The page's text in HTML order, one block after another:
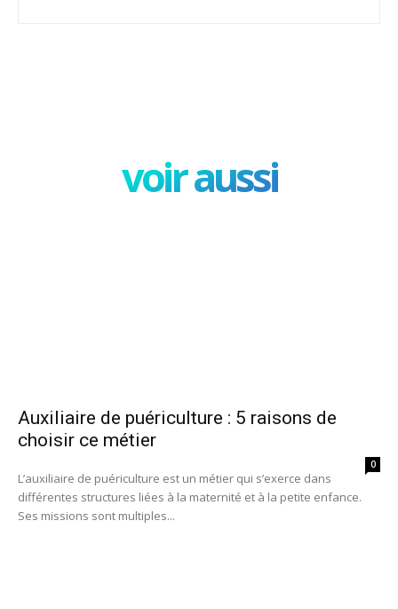
voir aussi
Auxiliaire de puériculture : 5 raisons de
choisir ce métier
0
L’auxiliaire de puériculture est un métier qui s’exerce dans
différentes structures liées à la maternité et à la petite enfance.
Ses missions sont multiples...